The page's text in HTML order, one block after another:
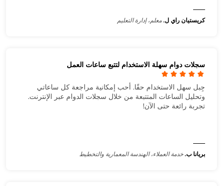
كريستيان راي ل.معلم، إدارة التعليم
سجلات دوام سهلة الاستخدام لتتبع ساعات العمل
جِبل سهل الاستخدام حقًا. أحب إمكانية مراجعة كل ساعاتي
وتحليل الساعات المتتبعة من خلال سجلات الدوام عبر الإنترنت.
تجربة رائعة حتى الآن!
بريانا ب.خدمة العملاء، الهندسة المعمارية والتخطيط